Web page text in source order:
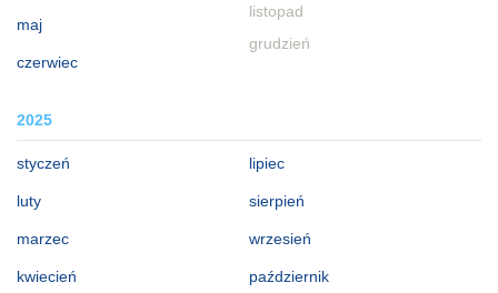
maj
czerwiec
listopad
grudzień
2025
styczeń
luty
marzec
kwiecień
lipiec
sierpień
wrzesień
październik